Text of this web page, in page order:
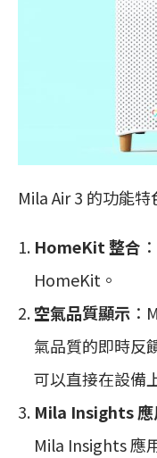
Mila Air 3 的功能特
HomeKit 整合
HomeKit。
空氣品質顯示 ：
氣品質的即時反
可以直接在設備
Mila Insights 應
Mila Insights 應